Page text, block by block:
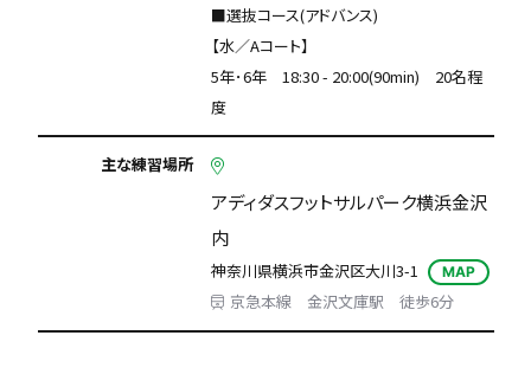
■選抜コース(アドバンス)
【水／Aコート】
5年･6年 18:30 - 20:00(90min) 20名程
度
主な練習場所
アディダスフットサルパーク横浜金沢
内
神奈川県横浜市金沢区大川3-1 MAP
京急本線 金沢文庫駅 徒歩6分